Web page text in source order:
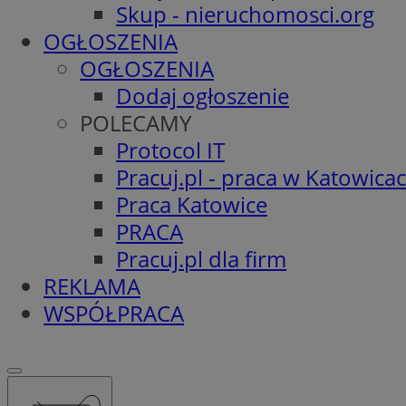
Skup - nieruchomosci.org
OGŁOSZENIA
OGŁOSZENIA
Dodaj ogłoszenie
POLECAMY
Protocol IT
Pracuj.pl - praca w
Praca Katowice
PRACA
Pracuj.pl dla firm
REKLAMA
WSPÓŁPRACA